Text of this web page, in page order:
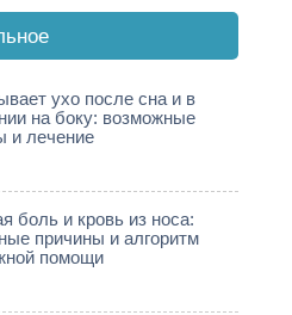
ухо после сна и в
на боку: возможные
и лечение
боль и кровь из носа:
причины и алгоритм
помощи